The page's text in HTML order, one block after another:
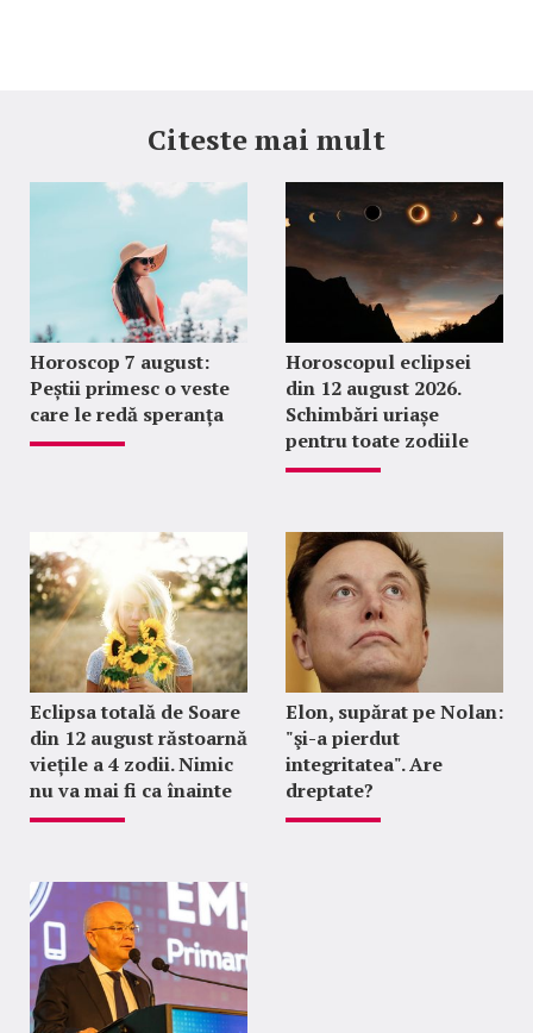
Citeste mai mult
Horoscop 7 august:
Peștii primesc o veste
care le redă speranța
Horoscopul eclipsei
din 12 august 2026.
Schimbări uriașe
pentru toate zodiile
Eclipsa totală de Soare
din 12 august răstoarnă
viețile a 4 zodii. Nimic
nu va mai fi ca înainte
Elon, supărat pe Nolan:
"şi-a pierdut
integritatea". Are
dreptate?